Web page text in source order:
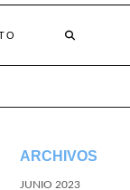
ARCHIVOS
JUNIO 2023